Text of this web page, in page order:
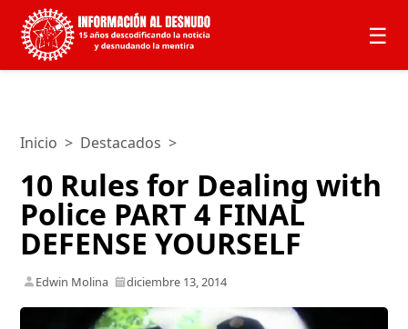
☰
Inicio > Destacados >
10 Rules for Dealing with
Police PART 4 FINAL
DEFENSE YOURSELF
Edwin Molina diciembre 13, 2014